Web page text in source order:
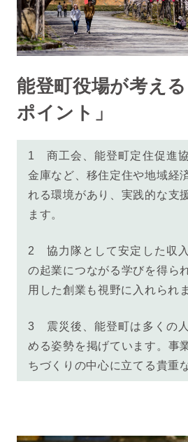
能登町役場が考え
ポイント」
1商工会、能登町定住促進
金庫など、移住定住や地域経
れる環境があり、実践的な支
ます。
2協力隊として安定した収
の起業につながる学びを得ら
用した創業も視野に入れられ
3 震災後、能登町は多くの
める姿勢を掲げています。事
ちづくりの中心に立てる貴重